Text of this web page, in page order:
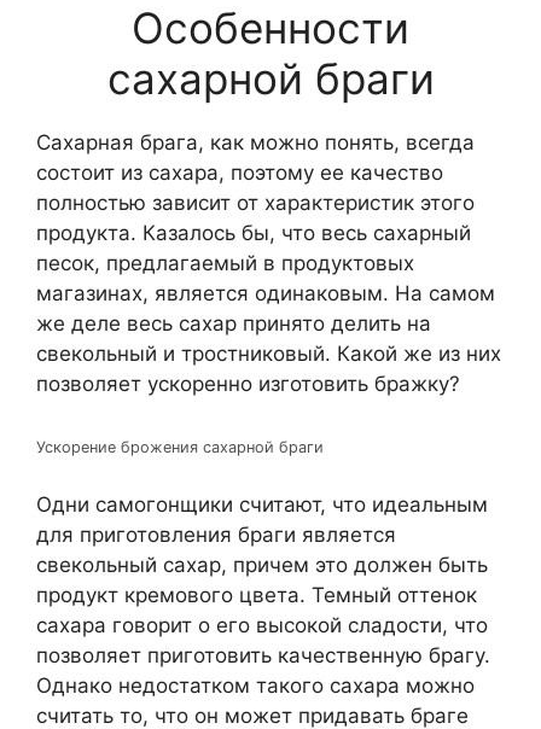
Особенности
сахарной браги
Сахарная брага, как можно понять, всегда
состоит из сахара, поэтому ее качество
полностью зависит от характеристик этого
продукта. Казалось бы, что весь сахарный
песок, предлагаемый в продуктовых
магазинах, является одинаковым. На самом
же деле весь сахар принято делить на
свекольный и тростниковый. Какой же из них
позволяет ускоренно изготовить бражку?
Ускорение брожения сахарной браги
Одни самогонщики считают, что идеальным
для приготовления браги является
свекольный сахар, причем это должен быть
продукт кремового цвета. Темный оттенок
сахара говорит о его высокой сладости, что
позволяет приготовить качественную брагу.
Однако недостатком такого сахара можно
считать то, что он может придавать браге